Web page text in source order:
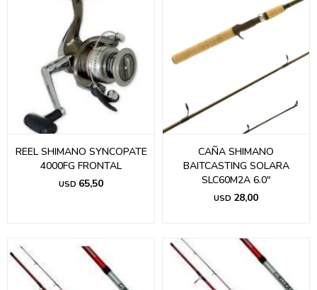
REEL SHIMANO SYNCOPATE
4000FG FRONTAL
USD 65,50
CAÑA SHIMANO
BAITCASTING SOLARA
SLC60M2A 6.0"
USD 28,00